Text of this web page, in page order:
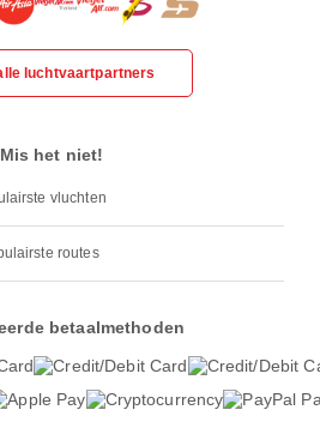
luchtvaartpartners
Mis het niet!
vluchten
routes
betaalmethoden